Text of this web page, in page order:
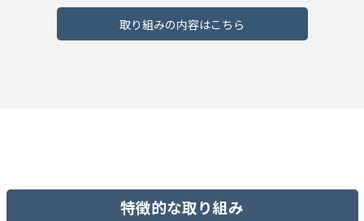
取り組みの内容はこちら
特徴的な取り組み